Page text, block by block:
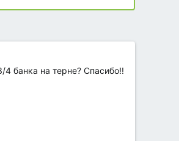
4 банка на терне? Спасибо!!